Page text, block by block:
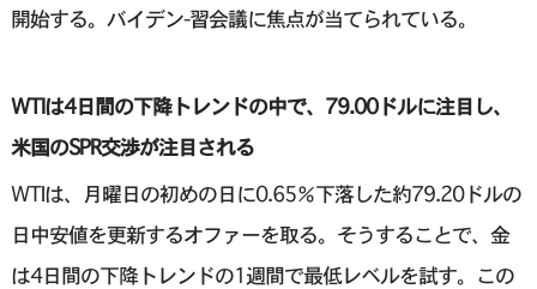
開始する。バイデン-習会議に焦点が当てられている。
WTIは4日間の下降トレンドの中で、79.00ドルに注目し、
米国のSPR交渉が注目される
WTIは、月曜日の初めの日に0.65％下落した約79.20ドルの
日中安値を更新するオファーを取る。そうすることで、金
は4日間の下降トレンドの1週間で最低レベルを試す。この